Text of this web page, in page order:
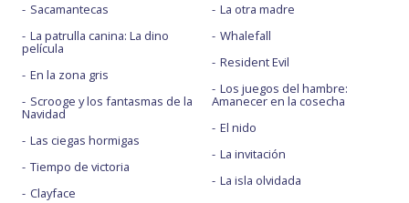
Sacamantecas
La patrulla canina: La dino
película
En la zona gris
Scrooge y los fantasmas de la
Navidad
Las ciegas hormigas
Tiempo de victoria
Clayface
La otra madre
Whalefall
Resident Evil
Los juegos del hambre:
Amanecer en la cosecha
El nido
La invitación
La isla olvidada